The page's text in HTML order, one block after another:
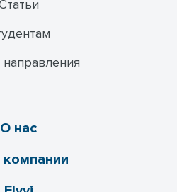
О нас
компании